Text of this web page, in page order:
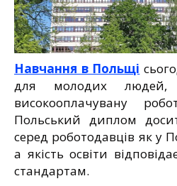
Навчання в Польщі
для молодих
високооплачувану
Польський диплом
серед роботодавців як у
а якість освіти
стандартам.